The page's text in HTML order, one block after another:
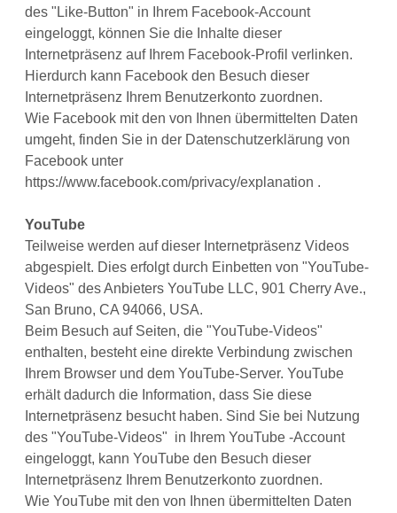
des "Like-Button" in Ihrem Facebook-Account
eingeloggt, können Sie die Inhalte dieser
Internetpräsenz auf Ihrem Facebook-Profil verlinken.
Hierdurch kann Facebook den Besuch dieser
Internetpräsenz Ihrem Benutzerkonto zuordnen.
Wie Facebook mit den von Ihnen übermittelten Daten
umgeht, finden Sie in der Datenschutzerklärung von
Facebook unter
https://www.facebook.com/privacy/explanation .
YouTube
Teilweise werden auf dieser Internetpräsenz Videos
abgespielt. Dies erfolgt durch Einbetten von "YouTube-
Videos" des Anbieters YouTube LLC, 901 Cherry Ave.,
San Bruno, CA 94066, USA.
Beim Besuch auf Seiten, die "YouTube-Videos"
enthalten, besteht eine direkte Verbindung zwischen
Ihrem Browser und dem YouTube-Server. YouTube
erhält dadurch die Information, dass Sie diese
Internetpräsenz besucht haben. Sind Sie bei Nutzung
des "YouTube-Videos" in Ihrem YouTube -Account
eingeloggt, kann YouTube den Besuch dieser
Internetpräsenz Ihrem Benutzerkonto zuordnen.
Wie YouTube mit den von Ihnen übermittelten Daten